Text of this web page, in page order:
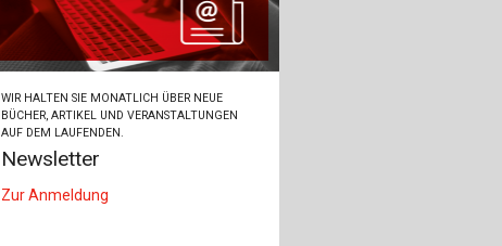
WIR HALTEN SIE MONATLICH ÜBER NEUE
BÜCHER, ARTIKEL UND VERANSTALTUNGEN
AUF DEM LAUFENDEN.
Newsletter
Zur Anmeldung